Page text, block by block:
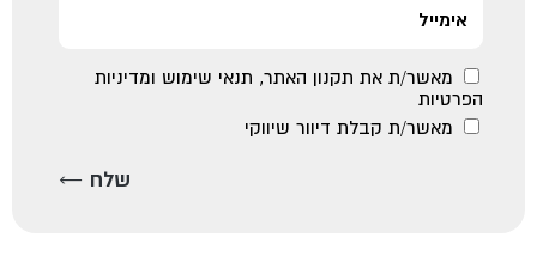
מאשר/ת את תקנון האתר, תנאי שימוש ומדיניות
הפרטיות
מאשר/ת קבלת דיוור שיווקי